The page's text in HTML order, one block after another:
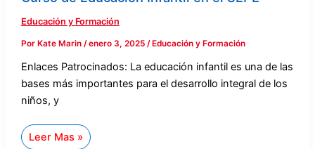
Educación y Formación
Por Kate Marin /enero 3, 2025 / Educación y Formación
Enlaces Patrocinados: La educación infantil es una de las
bases más importantes para el desarrollo integral de los
niños, y
Leer Mas »